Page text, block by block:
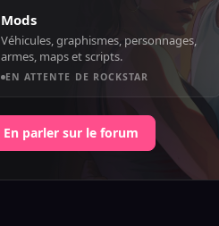
Mods
Véhicules, graphismes, personnages,
armes, maps et scripts.
EN ATTENTE DE ROCKSTAR
En parler sur le forum